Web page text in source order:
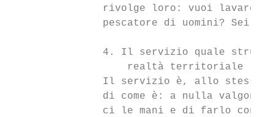
rivolge loro: vuoi lavare
pescatore di uomini? Sei
4. Il servizio quale
                   realtà territoriale
Il servizio è, allo stesso
di come è: a nulla valgono
ci le mani e di farlo